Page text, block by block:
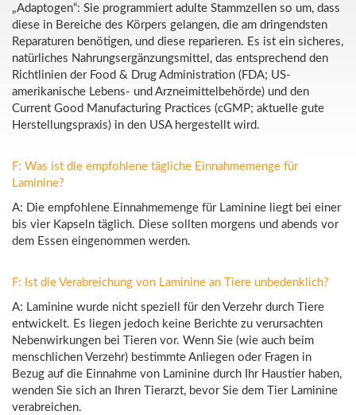
„Adaptogen“: Sie programmiert adulte Stammzellen so um, dass
diese in Bereiche des Körpers gelangen, die am dringendsten
Reparaturen benötigen, und diese reparieren. Es ist ein sicheres,
natürliches Nahrungsergänzungsmittel, das entsprechend den
Richtlinien der Food & Drug Administration (FDA; US-
amerikanische Lebens- und Arzneimittelbehörde) und den
Current Good Manufacturing Practices (cGMP; aktuelle gute
Herstellungspraxis) in den USA hergestellt wird.
F: Was ist die empfohlene tägliche Einnahmemenge für
Laminine?
A: Die empfohlene Einnahmemenge für Laminine liegt bei einer
bis vier Kapseln täglich. Diese sollten morgens und abends vor
dem Essen eingenommen werden.
F: Ist die Verabreichung von Laminine an Tiere unbedenklich?
A: Laminine wurde nicht speziell für den Verzehr durch Tiere
entwickelt. Es liegen jedoch keine Berichte zu verursachten
Nebenwirkungen bei Tieren vor. Wenn Sie (wie auch beim
menschlichen Verzehr) bestimmte Anliegen oder Fragen in
Bezug auf die Einnahme von Laminine durch Ihr Haustier haben,
wenden Sie sich an Ihren Tierarzt, bevor Sie dem Tier Laminine
verabreichen.